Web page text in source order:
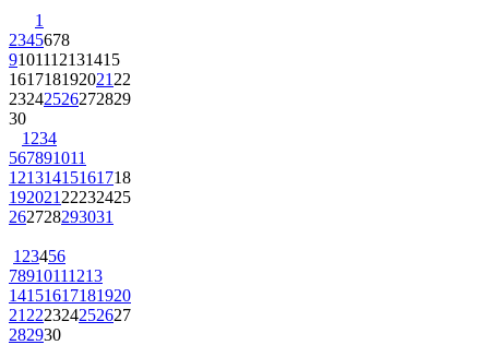
1
2345678
9101112131415
161718192021 22
23242526272829
30
1 234
567891011
12131415161718
192021 22232425
262728293031
1 23456
78910111213
14151617181920
21 222324252627
282930